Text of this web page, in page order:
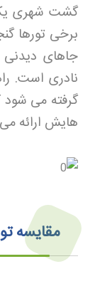
گشت شهری
برخی تورها
جاهای دیدنی
نادری است.
گرفته می شود
هایش ارائه
مقایسه